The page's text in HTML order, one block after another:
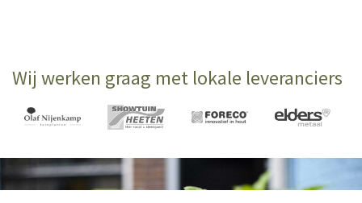
Wij werken graag met lokale leveranciers